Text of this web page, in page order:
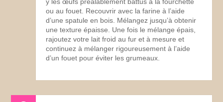
ou au fouet. Recouvrir avec la farine à l’aide
d’une spatule en bois. Mélangez jusqu’à obtenir
une texture épaisse. Une fois le mélange épais,
rajoutez votre lait froid au fur et à mesure et
continuez à mélanger rigoureusement à l’aide
d’un fouet pour éviter les grumeaux.